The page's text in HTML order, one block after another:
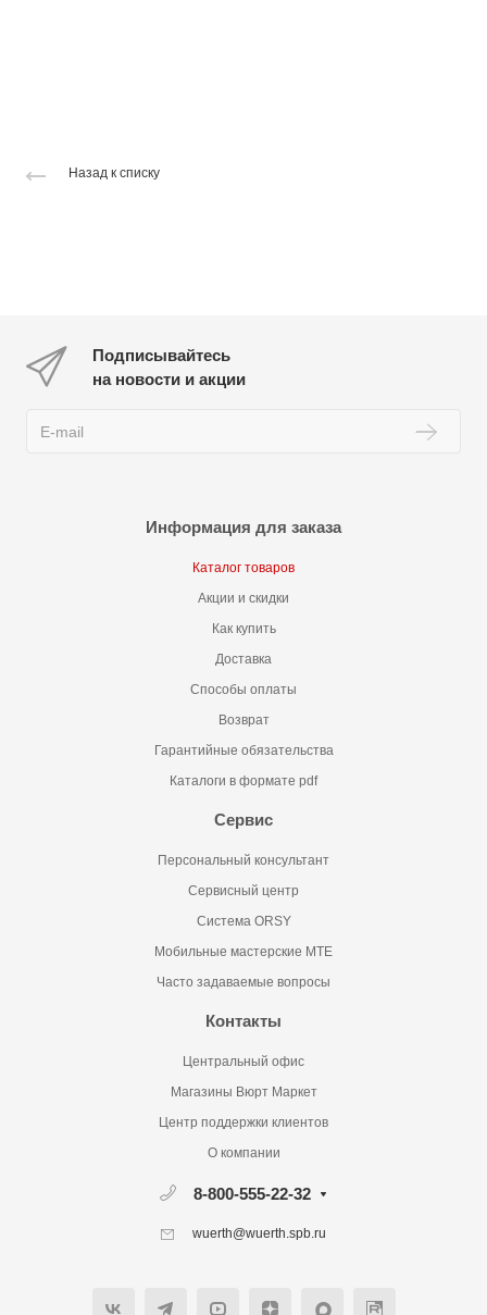
Назад к списку
Подписывайтесь
на новости и акции
Информация для заказа
Каталог товаров
Акции и скидки
Как купить
Доставка
Способы оплаты
Возврат
Гарантийные обязательства
Каталоги в формате pdf
Сервис
Персональный консультант
Сервисный центр
Система ORSY
Мобильные мастерские MTE
Часто задаваемые вопросы
Контакты
Центральный офис
Магазины Вюрт Маркет
Центр поддержки клиентов
О компании
8-800-555-22-32
wuerth@wuerth.spb.ru